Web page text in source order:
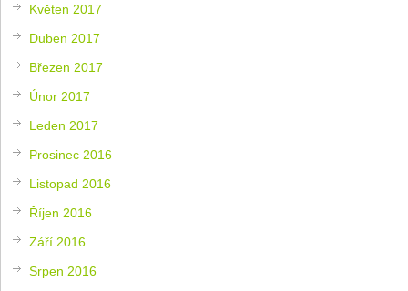
Květen 2017
Duben 2017
Březen 2017
Únor 2017
Leden 2017
Prosinec 2016
Listopad 2016
Říjen 2016
Září 2016
Srpen 2016